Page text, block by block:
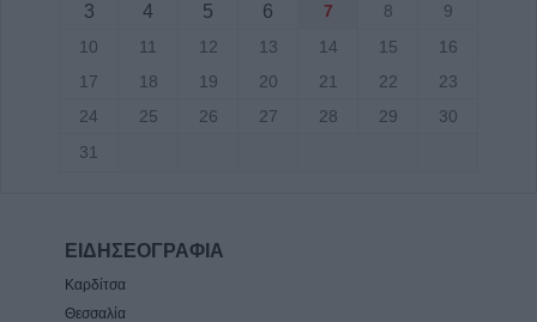
3
4 5 6 7 8
9
10
11 12 13 14 15
16
17
18 19 20 21 22
23
24
25 26 27 28 29
30
31
ΕΙΔΗΣΕΟΓΡΑΦΙΑ
Καρδίτσα
Θεσσαλία